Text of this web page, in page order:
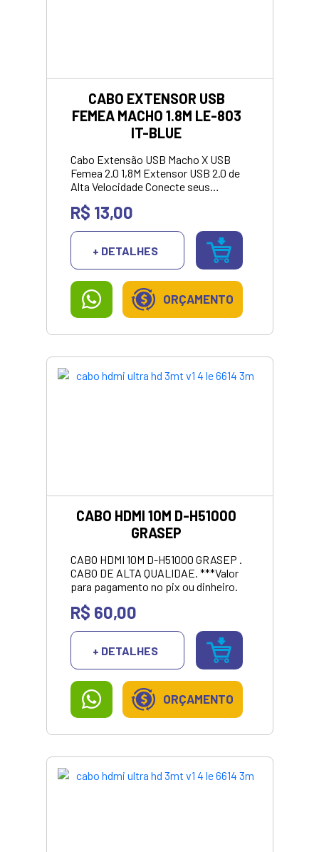
CABO EXTENSOR USB
FEMEA MACHO 1.8M LE-803
IT-BLUE
Cabo Extensão USB Macho X USB
Femea 2.0 1,8M Extensor USB 2.0 de
Alta Velocidade Conecte seus
e alcance Com o nosso Extensor
resolve isso de forma rápida,
prática e eficiente! Este cabo
extensor USB foi desenvolvido para
facilitar a sua vida no dia a dia,
garantindo mais comodidade na
hora de conectar seus dispositivos
e evitando o desgaste das portas
USB do seu computador ou
organizar melhor o seu setup, seja
R$ 13,00
+ DETALHES
ORÇAMENTO
CABO HDMI 10M D-H51000
GRASEP
CABO HDMI 10M D-H51000 GRASEP .
CABO DE ALTA QUALIDAE. ***Valor
para pagamento no pix ou dinheiro.
R$ 60,00
+ DETALHES
ORÇAMENTO